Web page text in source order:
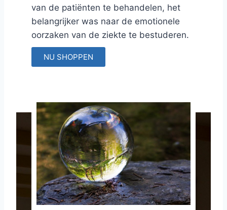
van de patiënten te behandelen, het
belangrijker was naar de emotionele
oorzaken van de ziekte te bestuderen.
NU SHOPPEN